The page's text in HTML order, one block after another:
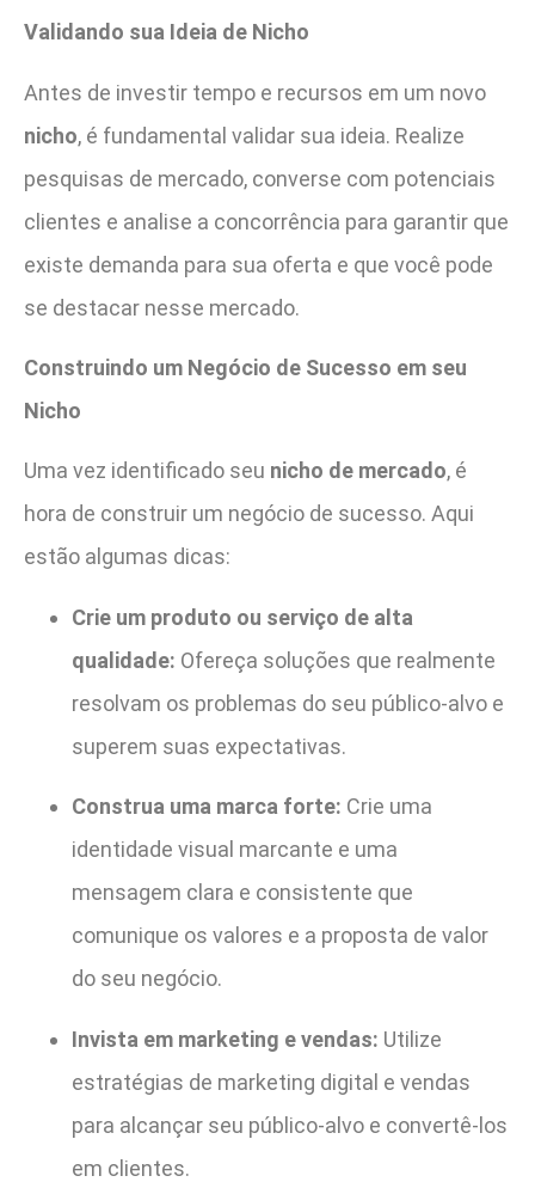
Validando sua Ideia de Nicho
Antes de investir tempo e recursos em um novo
nicho, é fundamental validar sua ideia. Realize
pesquisas de mercado, converse com potenciais
clientes e analise a concorrência para garantir que
existe demanda para sua oferta e que você pode
se destacar nesse mercado.
Construindo um Negócio de Sucesso em seu
Nicho
Uma vez identificado seu nicho de mercado, é
hora de construir um negócio de sucesso. Aqui
estão algumas dicas:
Crie um produto ou serviço de alta
qualidade: Ofereça soluções que realmente
resolvam os problemas do seu público-alvo e
superem suas expectativas.
Construa uma marca forte: Crie uma
identidade visual marcante e uma
mensagem clara e consistente que
comunique os valores e a proposta de valor
do seu negócio.
Invista em marketing e vendas: Utilize
estratégias de marketing digital e vendas
para alcançar seu público-alvo e convertê-los
em clientes.